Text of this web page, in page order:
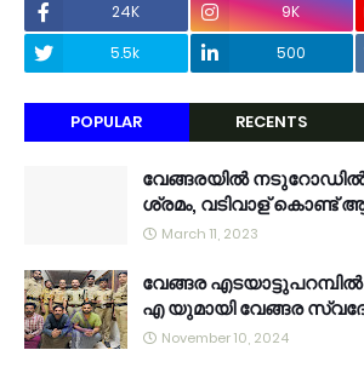
24K 9K
5.5k
500
POPULAR RECENTS
വേങ്ങരയിൽ
ശ്രമം, വടിവാള് കൊണ്ട്
March 11, 2023
വേങ്ങര
എ യുമായി വേങ്ങര
November 10, 2024